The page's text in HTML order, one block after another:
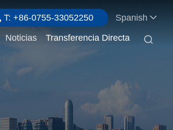
T: +86-0755-33052250 Spanish
Noticias Transferencia Directa 